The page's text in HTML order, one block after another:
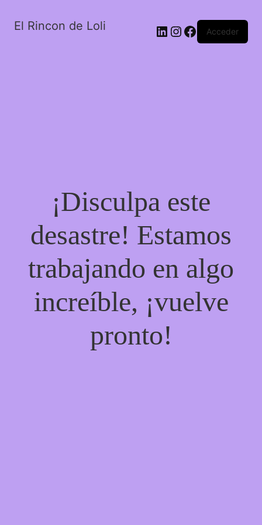
El Rincon de Loli LinkedIn
Instagram
FacebookAcceder
¡Disculpa este
desastre! Estamos
trabajando en algo
increíble, ¡vuelve
pronto!